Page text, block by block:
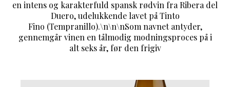
en intens og karakterfuld spansk rødvin fra Ribera del
Duero, udelukkende lavet på Tinto
Fino (Tempranillo).\n\n\nSom navnet antyder,
gennemgår vinen en tålmodig modningsproces på i
alt seks år, før den frigiv